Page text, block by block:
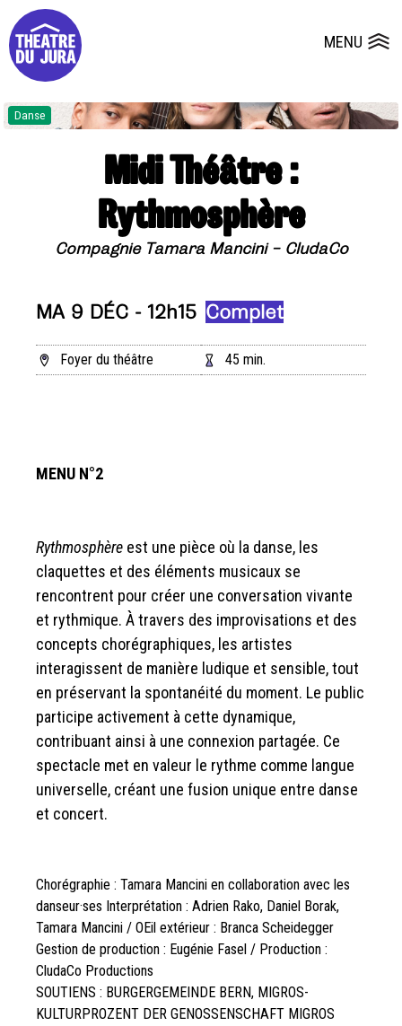
MENU
Presse
Salles
Dépôts de dossiers
Danse
Midi Théâtre :
Rythmosphère
Compagnie Tamara Mancini – CludaCo
MENU N°2
Rythmosphère est une pièce où la danse, les
claquettes et des éléments musicaux se
rencontrent pour créer une conversation vivante
et rythmique. À travers des improvisations et des
concepts chorégraphiques, les artistes
interagissent de manière ludique et sensible, tout
en préservant la spontanéité du moment. Le public
participe activement à cette dynamique,
contribuant ainsi à une connexion partagée. Ce
spectacle met en valeur le rythme comme langue
universelle, créant une fusion unique entre danse
et concert.
Chorégraphie : Tamara Mancini en collaboration avec les
danseur·ses Interprétation : Adrien Rako, Daniel Borak,
Tamara Mancini / OEil extérieur : Branca Scheidegger
Gestion de production : Eugénie Fasel / Production :
CludaCo Productions
SOUTIENS : BURGERGEMEINDE BERN, MIGROS-
KULTURPROZENT DER GENOSSENSCHAFT MIGROS
MA 9 DÉC - 12h15 Complet
Foyer du théâtre 45 min.